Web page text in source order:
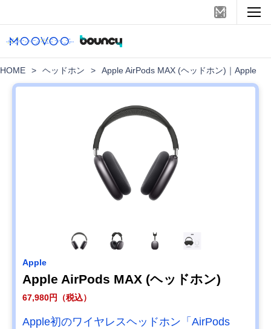
HOME > ヘッドホン > Apple AirPods MAX (ヘッドホン)｜Apple
Apple
Apple AirPods MAX (ヘッドホン)
67,980円（税込）
Apple初のワイヤレスヘッドホン「AirPods